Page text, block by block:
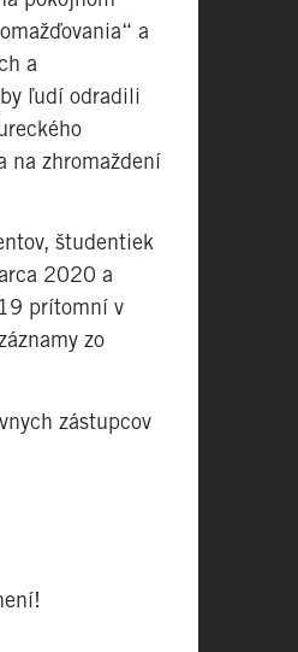
a
a
ľudí odradili
na zhromaždení
študentiek
2020 a
prítomní v
zo
zástupcov